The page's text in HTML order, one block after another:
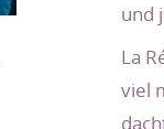
und
La
viel